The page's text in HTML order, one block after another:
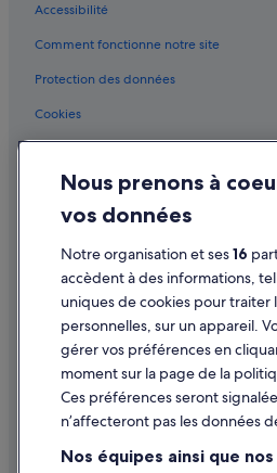
Eymet : hôtels
Eymet : Lodges
Eymet : Maisons de ville
Eymet : Palaces
Eymet : Pousadas
Eymet : Ranchs
Eymet : Complexes hôteliers
Faux : hôtels
Fonroque : Châteaux
Golf du Château des Vigiers : hôtels à
Bergerac-Périgord-Dordogne : hôtels
Issigeac : hôtels
Accessibilité
Comment fonctionne notre site
Protection des données
Cookies
Mentions légales / Nous contacter
Directives de contenu et signalement de
Aide
Assistance
Annuler votre vol
Annuler une réservation d'hôtel ou de
Délais de remboursement
Utiliser un bon de réduction Expedia
Nous prenons à
vos données
Notre organisation et ses16
accèdent à des informations,
uniques de cookies pour traiter
personnelles, sur un appareil.
gérer vos préférences en
moment sur la page de la
Ces préférences seront
n’affecteront pas les données
Nos équipes ainsi que